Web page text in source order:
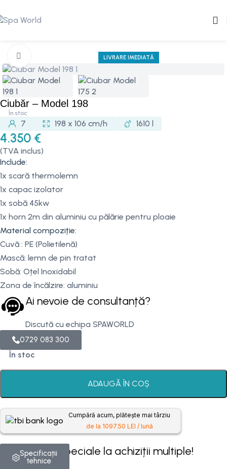
LIVRARE IMEDIATĂ
Ciubăr – Model 198
În stoc
7 198 x 106 cm/h 1610 l
4.350 €
(TVA inclus)
Include:
1x scară thermolemn
1x capac izolator
1x sobă 45kw
1x horn 2m din aluminiu cu pălărie pentru ploaie
Material compoziție:
Cuvă : PE (Polietilenă)
Mască: lemn de pin tratat
Sobă: Oțel Inoxidabil
Zona de încălzire: aluminiu
Ai nevoie de consultanță?
Discută cu echipa SPAWORLD
0729 083 300
În stoc
ADAUGĂ ÎN COȘ
Cumpără acum, plătește mai târziu
de la 1097.50 LEI / lună
Specificații
tehnice
Prețuri speciale la achiziții multiple!